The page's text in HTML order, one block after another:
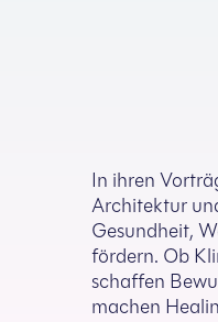
In ihren
Architektur
Gesundheit,
fördern. Ob
schaffen
machen